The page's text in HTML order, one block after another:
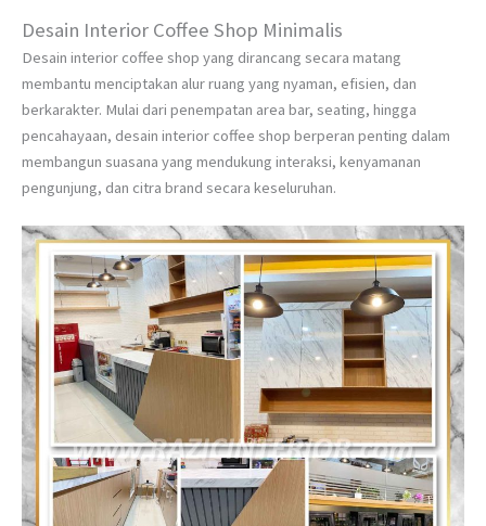
Desain Interior Coffee Shop Minimalis
Desain interior coffee shop yang dirancang secara matang
membantu menciptakan alur ruang yang nyaman, efisien, dan
berkarakter. Mulai dari penempatan area bar, seating, hingga
pencahayaan, desain interior coffee shop berperan penting dalam
membangun suasana yang mendukung interaksi, kenyamanan
pengunjung, dan citra brand secara keseluruhan.